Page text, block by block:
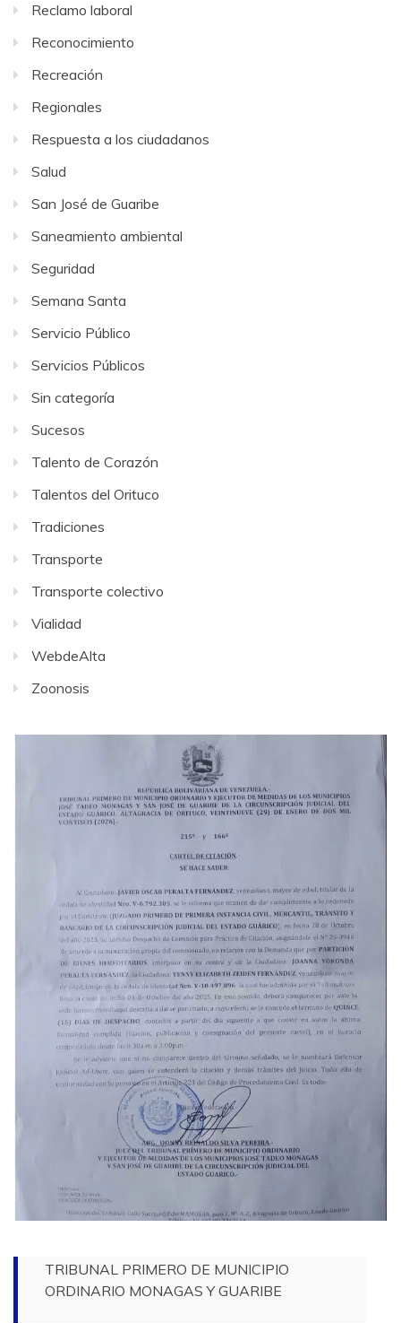
Reclamo laboral
Reconocimiento
Recreación
Regionales
Respuesta a los ciudadanos
Salud
San José de Guaribe
Saneamiento ambiental
Seguridad
Semana Santa
Servicio Público
Servicios Públicos
Sin categoría
Sucesos
Talento de Corazón
Talentos del Orituco
Tradiciones
Transporte
Transporte colectivo
Vialidad
WebdeAlta
Zoonosis
TRIBUNAL PRIMERO DE MUNICIPIO
ORDINARIO MONAGAS Y GUARIBE